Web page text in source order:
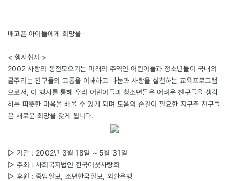
배고픈 아이들에게 희망을
< 행사취지 >
2002 사랑의 동전모으기는 미래의 주역인 어린이들과 청소년들이 국내외
굶주리는 친구들의 고통을 이해하고 나눔과 사랑을 실천하는 교육프로그램
으로서, 이 행사를 통해 우리 어린이들과 청소년들은 어려운 친구들을 생각
하는 따뜻한 마음을 배울 수 있게 되며 도움의 손길이 필요한 지구촌 친구들
은 새로운 희망을 갖게 됩니다.
▷ 기간 : 2002년 3월 18일 ~ 5월 31일
▷ 주최 : 사회복지법인 한국이웃사랑회
▷ 후원 : 중앙일보, 소년한국일보, 외환은행